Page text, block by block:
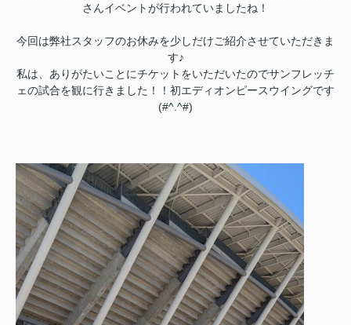
さんイベントが行われていましたね！
今回は弊社スタッフのお休みを少しだけご紹介させていただきま
す♪
私は、ありがたいことにチケットをいただいたのでサンフレッチ
ェの試合を観に行きました！！初エディオンピースウイングです
(#^.^#)